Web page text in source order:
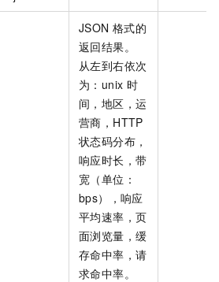
JSON 格式的
返回结果。
从左到右依次
为：unix 时
间，地区，运
营商，HTTP
状态码分布，
响应时长，带
宽（单位：
bps），响应
平均速率，页
面浏览量，缓
存命中率，请
求命中率。